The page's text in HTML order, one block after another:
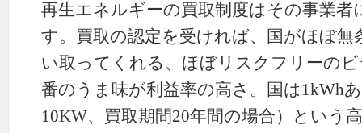
再生エネルギーの買取制度はその事業
す。買取の認定を受ければ、国がほぼ無
い取ってくれる、ほぼリスクフリーの
番のうま味が利益率の高さ。国は1kWh
10KW、買取期間20年間の場合）という